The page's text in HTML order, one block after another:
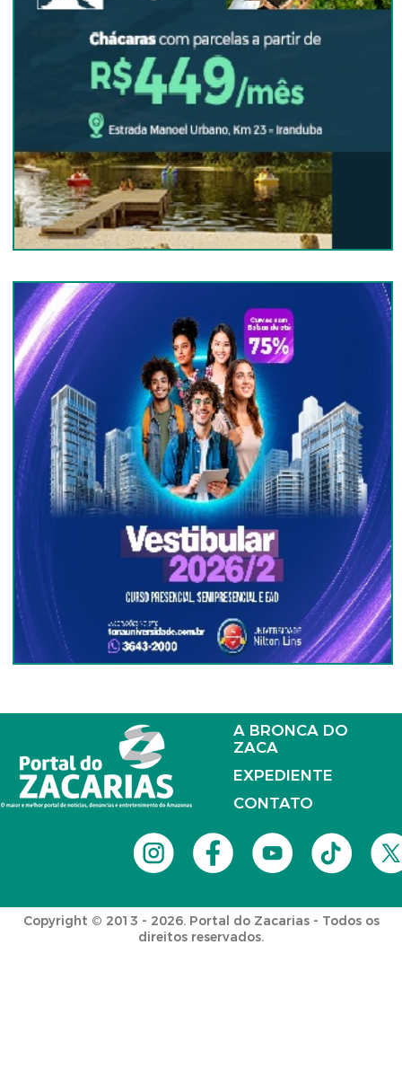
A BRONCA DO
ZACA
EXPEDIENTE
CONTATO
Copyright © 2013 - 2026. Portal do Zacarias - Todos os
direitos reservados.